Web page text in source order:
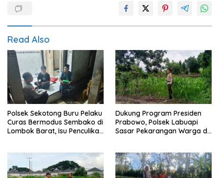
Read Also
Polsek Sekotong Buru Pelaku
Curas Bermodus Sembako di
Lombok Barat, Isu Penculikan
Dukung Program Presiden
Prabowo, Polsek Labuapi
Sasar Pekarangan Warga di